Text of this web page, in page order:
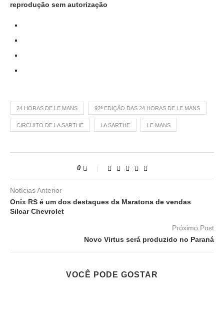
reprodução sem autorização
24 HORAS DE LE MANS 92ª EDIÇÃO DAS 24 HORAS DE LE MANS
CIRCUITO DE LA SARTHE LA SARTHE LE MANS
0
Notícias Anterior
Onix RS é um dos destaques da Maratona de vendas
Silcar Chevrolet
Próximo Post
Novo Virtus será produzido no Paraná
VOCÊ PODE GOSTAR